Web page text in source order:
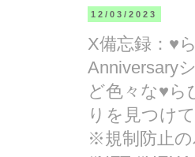
12/03/2023
X備忘録：♥
Anniversary
ど色々な♥ら
りを見つけ
※規制防止